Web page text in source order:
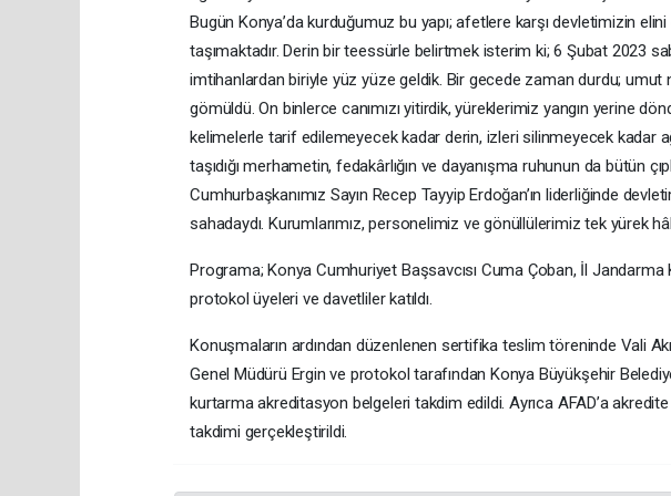
Bugün Konya’da kurduğumuz bu yapı; afetlere karşı devletimizin
taşımaktadır. Derin bir teessürle belirtmek isterim ki; 6 Şubat 2023
imtihanlardan biriyle yüz yüze geldik. Bir gecede zaman durdu;
gömüldü. On binlerce canımızı yitirdik, yüreklerimiz yangın yerine
kelimelerle tarif edilemeyecek kadar derin, izleri silinmeyecek kadar
taşıdığı merhametin, fedakârlığın ve dayanışma ruhunun da bütün
Cumhurbaşkanımız Sayın Recep Tayyip Erdoğan’ın liderliğinde
sahadaydı. Kurumlarımız, personelimiz ve gönüllülerimiz tek yürek
Programa; Konya Cumhuriyet Başsavcısı Cuma Çoban, İl
protokol üyeleri ve davetliler katıldı.
Konuşmaların ardından düzenlenen sertifika teslim töreninde Vali
Genel Müdürü Ergin ve protokol tarafından Konya Büyükşehir
kurtarma akreditasyon belgeleri takdim edildi. Ayrıca AFAD’a
takdimi gerçekleştirildi.